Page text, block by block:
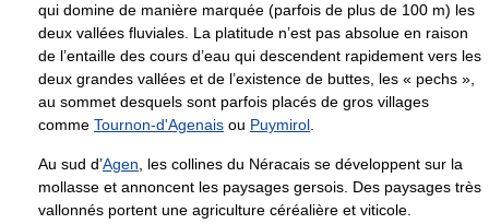
qui domine de manière marquée (parfois de plus de 100 m) les
deux vallées fluviales. La platitude n’est pas absolue en raison
de l’entaille des cours d’eau qui descendent rapidement vers les
deux grandes vallées et de l’existence de buttes, les « pechs »,
au sommet desquels sont parfois placés de gros villages
comme Tournon-d'Agenais ou Puymirol.
Au sud d’Agen, les collines du Néracais se développent sur la
mollasse et annoncent les paysages gersois. Des paysages très
vallonnés portent une agriculture céréalière et viticole.